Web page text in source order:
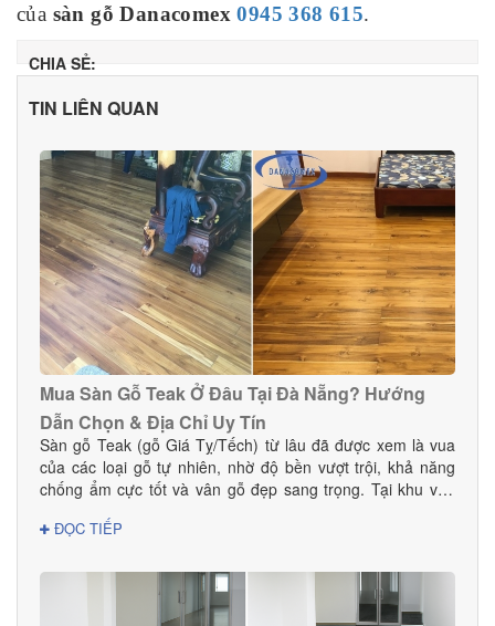
của sàn gỗ Danacomex 0945 368 615.
CHIA SẺ:
TIN LIÊN QUAN
Mua Sàn Gỗ Teak Ở Đâu Tại Đà Nẵng? Hướng
Dẫn Chọn & Địa Chỉ Uy Tín
Sàn gỗ Teak (gỗ Giá Tỵ/Tếch) từ lâu đã được xem là vua
của các loại gỗ tự nhiên, nhờ độ bền vượt trội, khả năng
chống ẩm cực tốt và vân gỗ đẹp sang trọng. Tại khu vực
— sàn gỗ Teak là lựa chọn hoàn hảo cho cả nhà ở, biệt
Teak ở đâu tại Đà Nẵng để đảm bảo chất lượng thật, giá tốt
và dịch vụ thi công chuyên nghiệp? Hãy cùng Danacomex
ĐỌC TIẾP